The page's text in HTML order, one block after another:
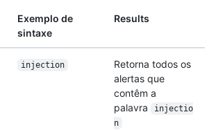
Exemplo de
sintaxe
Results
injection
Retorna todos os
alertas que
contêm a
palavra
injectio
n